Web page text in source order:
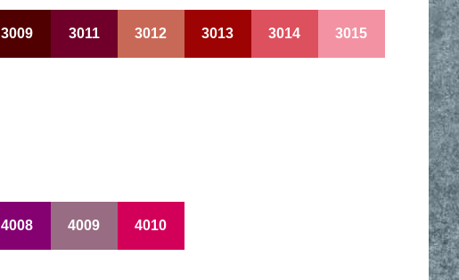
3009 3011 3012 3013 3014 3015
4008 4009 4010